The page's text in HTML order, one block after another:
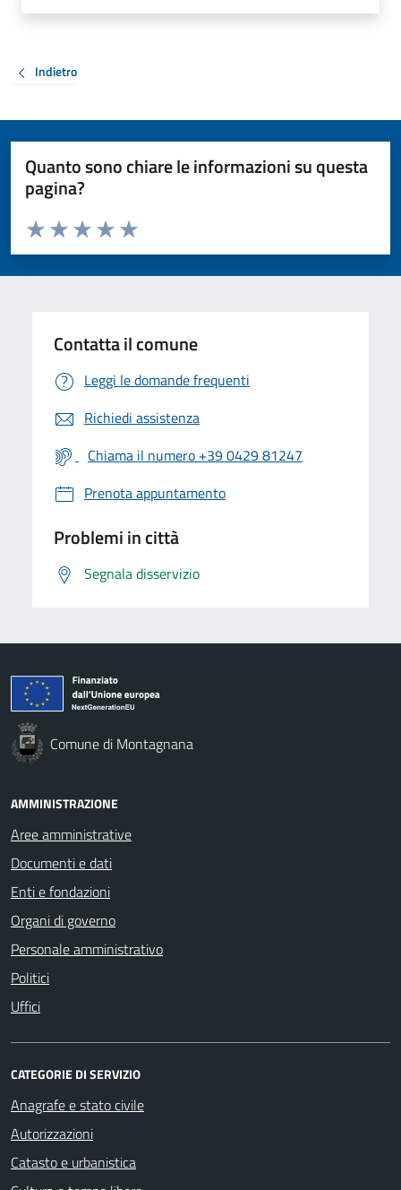
Indietro
Quanto sono chiare le informazioni su questa
pagina?
Valuta da 1 a 5 stelle la pagina
Valuta 5 stelle su 5
Valuta 4 stelle su 5
Valuta 3 stelle su 5
Valuta 2 stelle su 5
Valuta 1 stelle su 5
Contatta il comune
Leggi le domande frequenti
Richiedi assistenza
Chiama il numero +39 0429 81247
Prenota appuntamento
Problemi in città
Segnala disservizio
Comune di Montagnana
AMMINISTRAZIONE
Aree amministrative
Documenti e dati
Enti e fondazioni
Organi di governo
Personale amministrativo
Politici
Uffici
CATEGORIE DI SERVIZIO
Anagrafe e stato civile
Autorizzazioni
Catasto e urbanistica